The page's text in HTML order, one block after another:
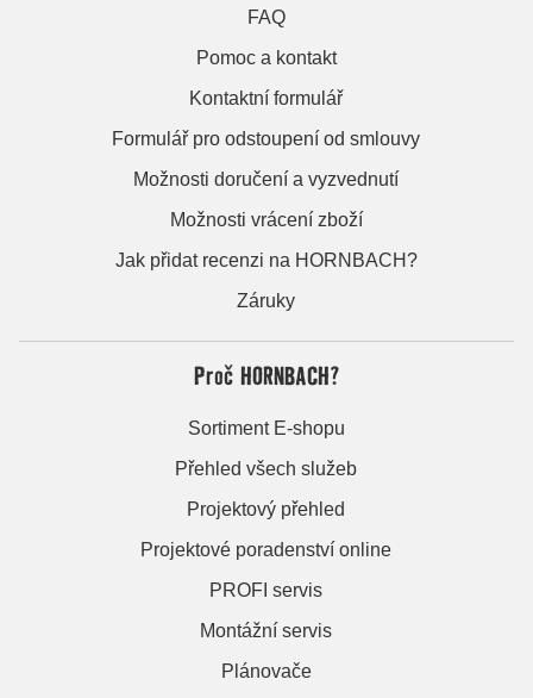
FAQ
Pomoc a kontakt
Kontaktní formulář
Formulář pro odstoupení od smlouvy
Možnosti doručení a vyzvednutí
Možnosti vrácení zboží
Jak přidat recenzi na HORNBACH?
Záruky
Proč HORNBACH?
Sortiment E-shopu
Přehled všech služeb
Projektový přehled
Projektové poradenství online
PROFI servis
Montážní servis
Plánovače